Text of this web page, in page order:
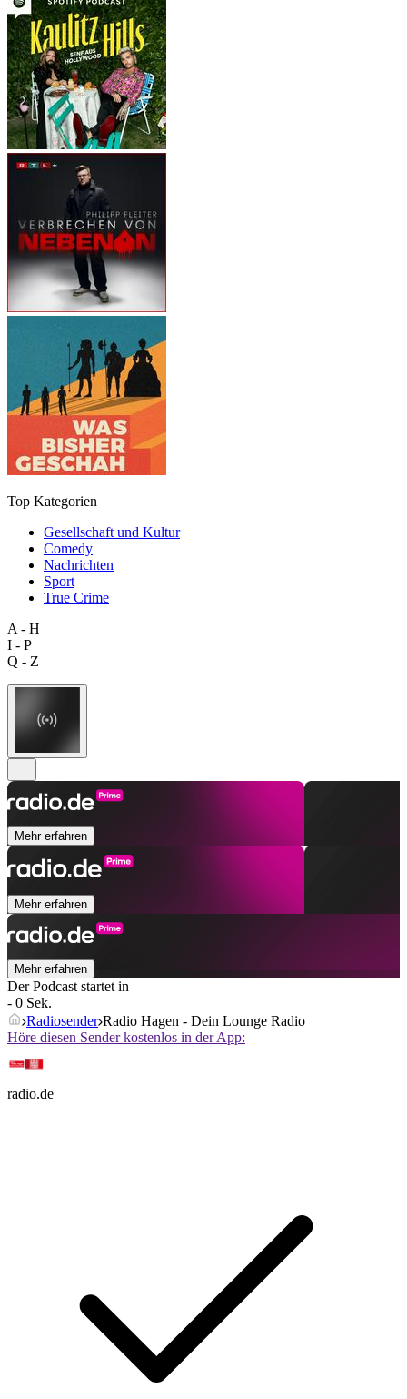
Top Kategorien
Gesellschaft und Kultur
Comedy
Nachrichten
Sport
True Crime
A - H
I - P
Q - Z
Mehr erfahren
Mehr erfahren
Mehr erfahren
Der Podcast startet in
- 0 Sek.
Radiosender Radio Hagen - Dein Lounge Radio
Höre diesen Sender kostenlos in der App:
radio.de